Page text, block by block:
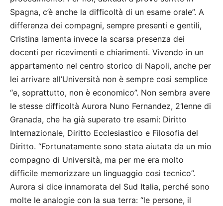
Spagna, c’è anche la difficoltà di un esame orale”. A
differenza dei compagni, sempre presenti e gentili,
Cristina lamenta invece la scarsa presenza dei
docenti per ricevimenti e chiarimenti. Vivendo in un
appartamento nel centro storico di Napoli, anche per
lei arrivare all’Università non è sempre così semplice
“e, soprattutto, non è economico”. Non sembra avere
le stesse difficoltà Aurora Nuno Fernandez, 21enne di
Granada, che ha già superato tre esami: Diritto
Internazionale, Diritto Ecclesiastico e Filosofia del
Diritto. “Fortunatamente sono stata aiutata da un mio
compagno di Università, ma per me era molto
difficile memorizzare un linguaggio così tecnico”.
Aurora si dice innamorata del Sud Italia, perché sono
molte le analogie con la sua terra: “le persone, il